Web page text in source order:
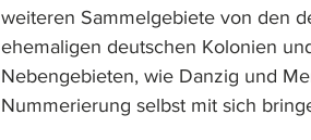
weiteren Sammelgebiete von den
ehemaligen deutschen Kolonien
Nebengebieten, wie Danzig und
Nummerierung selbst mit sich